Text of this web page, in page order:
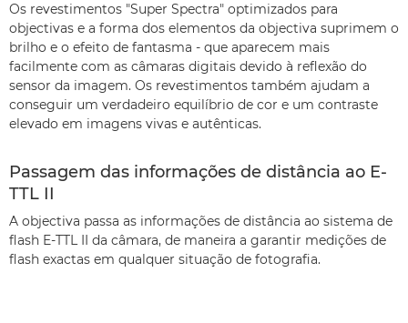
Os revestimentos "Super Spectra" optimizados para
objectivas e a forma dos elementos da objectiva suprimem o
brilho e o efeito de fantasma - que aparecem mais
facilmente com as câmaras digitais devido à reflexão do
sensor da imagem. Os revestimentos também ajudam a
conseguir um verdadeiro equilíbrio de cor e um contraste
elevado em imagens vivas e autênticas.
Passagem das informações de distância ao E-
TTL II
A objectiva passa as informações de distância ao sistema de
flash E-TTL II da câmara, de maneira a garantir medições de
flash exactas em qualquer situação de fotografia.